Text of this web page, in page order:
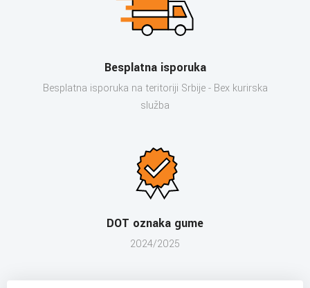
Besplatna isporuka
Besplatna isporuka na teritoriji Srbije - Bex kurirska
služba
DOT oznaka gume
2024/2025